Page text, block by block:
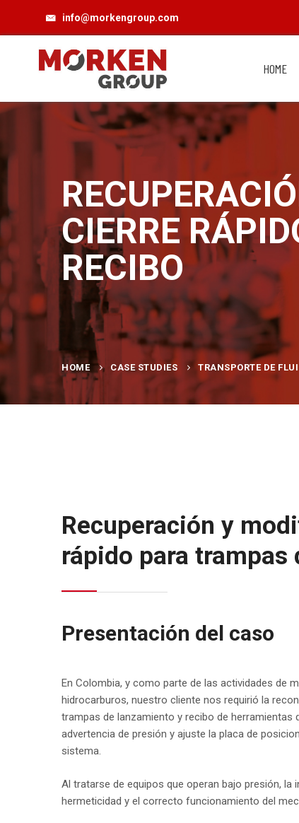
info@morkengroup.com
HOME
CIERRE
RECIBO
HOME CASE STUDIES TRANSPORTE DE
Recuperación y
rápido para trampas
Presentación del caso
En Colombia, y como parte de las actividades de
hidrocarburos, nuestro cliente nos requirió la
trampas de lanzamiento y recibo de
advertencia de presión y ajuste la placa de
sistema.
Al tratarse de equipos que operan bajo presión, la
hermeticidad y el correcto funcionamiento del